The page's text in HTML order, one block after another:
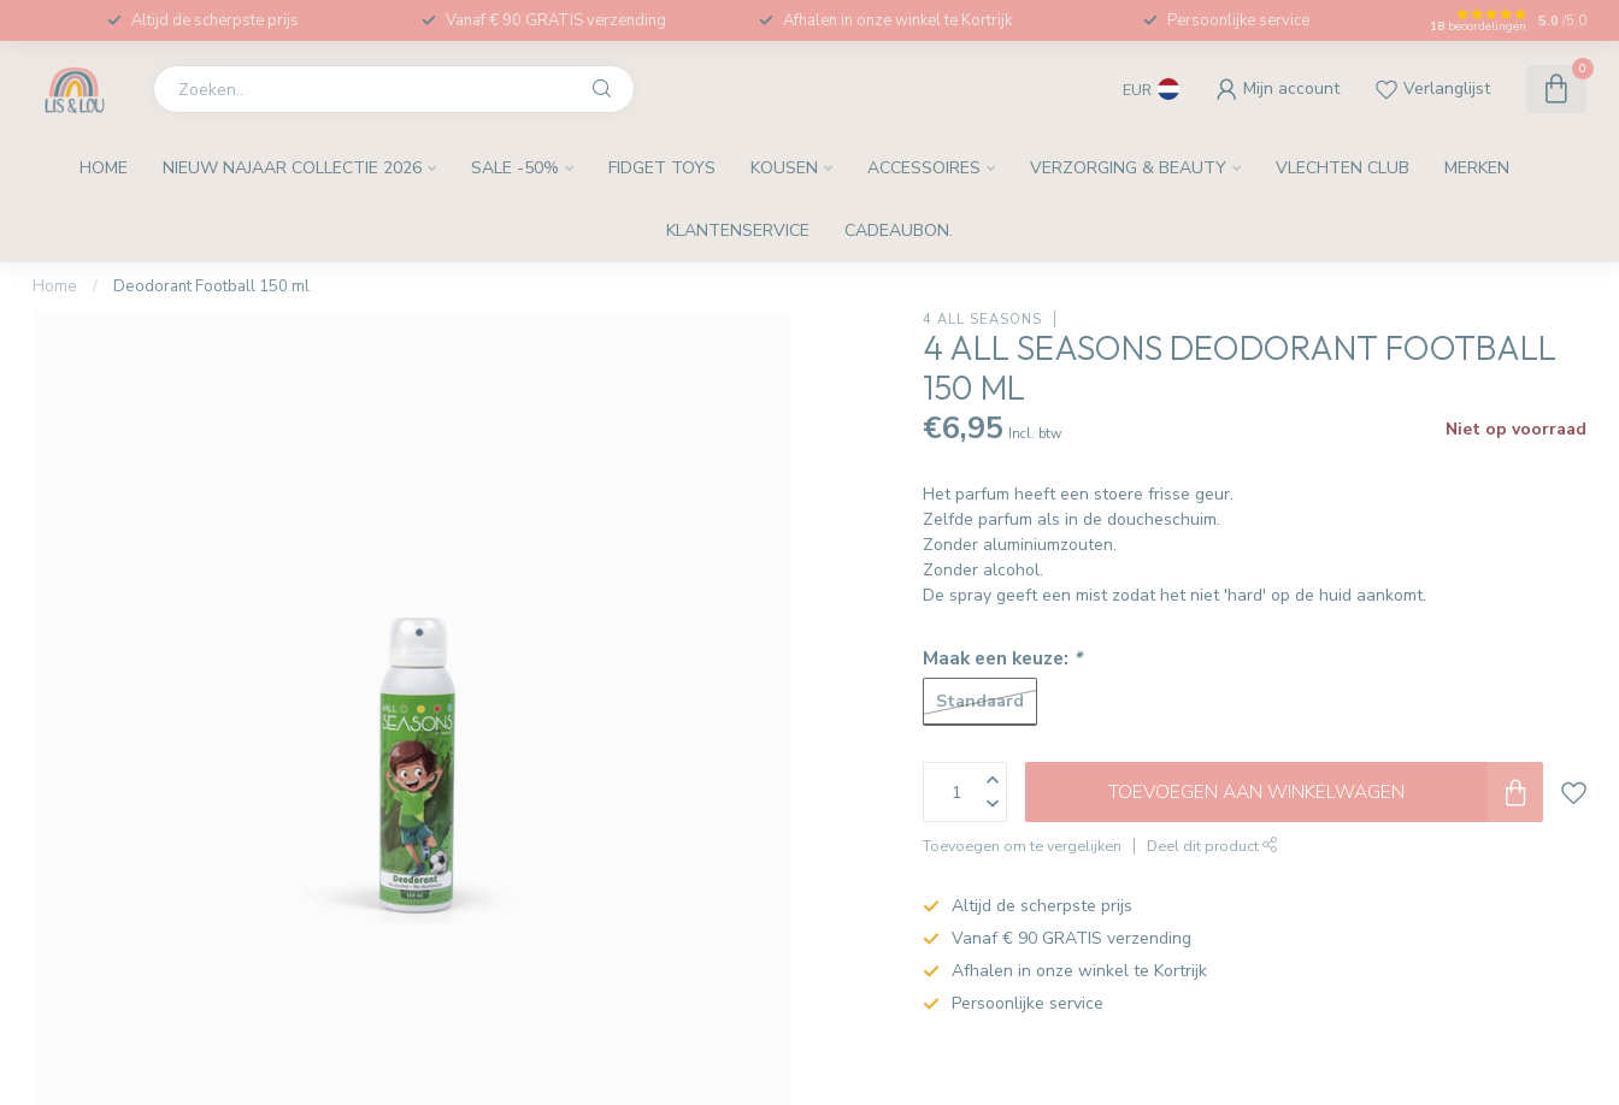
Altijd de scherpste prijs Vanaf € 90 GRATIS verzending Afhalen in onze winkel te Kortrijk Persoonlijke service 18 beoordelingen 5.0 /5.0
EUR Mijn account Verlanglijst
0
HOME NIEUW NAJAAR COLLECTIE 2026 SALE -50% FIDGET TOYS KOUSEN ACCESSOIRES VERZORGING & BEAUTY VLECHTEN CLUB MERKEN
KLANTENSERVICE CADEAUBON.
Home / Deodorant Football 150 ml
4 ALL SEASONS
4 ALL SEASONS DEODORANT FOOTBALL
150 ML
€6,95 Incl. btw Niet op voorraad
Het parfum heeft een stoere frisse geur.
Zelfde parfum als in de doucheschuim.
Zonder aluminiumzouten.
Zonder alcohol.
De spray geeft een mist zodat het niet 'hard' op de huid aankomt.
Maak een keuze: *
Standaard
TOEVOEGEN AAN WINKELWAGEN
Toevoegen om te vergelijken Deel dit product
Altijd de scherpste prijs
Vanaf € 90 GRATIS verzending
Afhalen in onze winkel te Kortrijk
Persoonlijke service